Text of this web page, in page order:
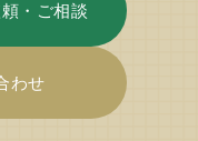
・ご相談
わせ